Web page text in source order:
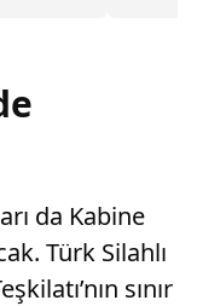
da Kabine
Türk Silahlı
sınır